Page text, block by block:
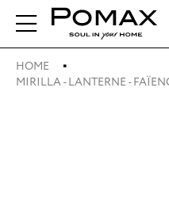
HOME
MIRILLA - LANTERNE -